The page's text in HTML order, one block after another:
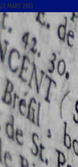
22 MARS 2013